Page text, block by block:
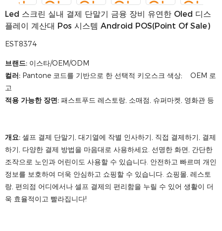
Led 스크린 실내 결제 단말기 금융 장비 유연한 Oled 디스
플레이 계산대 Pos 시스템 Android POS(Point Of Sale)
EST8374
브랜드: 이스타/OEM/ODM
컬러: Pantone 코드를 기반으로 한 선택적 키오스크 색상; OEM 로
고
적용 가능한 장면: 패스트푸드 레스토랑, 소매점, 슈퍼마켓, 영화관 등
개요: 셀프 결제 단말기, 대기열에 작별 인사하기, 직접 결제하기, 결제
하기, 다양한 결제 방법을 마음대로 사용하세요. 선명한 화면, 간단한
조작으로 노인과 어린이도 사용할 수 있습니다. 안전하고 빠르며 개인
정보를 보호하여 더욱 안심하고 쇼핑할 수 있습니다. 쇼핑몰, 레스토
랑, 편의점 어디에서나 셀프 결제의 편리함을 누릴 수 있어 생활이 더
욱 효율적이고 빨라집니다!